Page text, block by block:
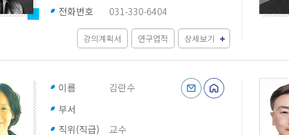
전화번호
031-330-6404
강의계획서 연구업적 상세보기
이름
김란수
부서
직위(직급)
교수